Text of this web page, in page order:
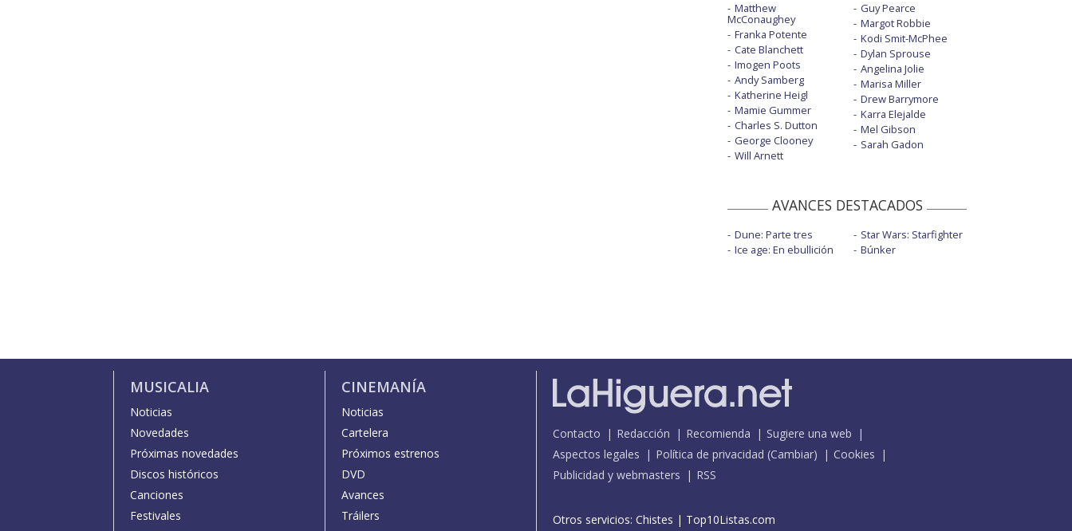
Matthew
McConaughey
Franka Potente
Cate Blanchett
Imogen Poots
Andy Samberg
Katherine Heigl
Mamie Gummer
Charles S. Dutton
George Clooney
Will Arnett
Guy Pearce
Margot Robbie
Kodi Smit-McPhee
Dylan Sprouse
Angelina Jolie
Marisa Miller
Drew Barrymore
Karra Elejalde
Mel Gibson
Sarah Gadon
AVANCES DESTACADOS
Dune: Parte tres
Ice age: En ebullición
Star Wars: Starfighter
Búnker
MUSICALIA
Noticias
Novedades
Próximas novedades
Discos históricos
Canciones
Festivales
CINEMANÍA
Noticias
Cartelera
Próximos estrenos
DVD
Avances
Tráilers
Contacto Redacción Recomienda
Sugiere una web
Aspectos legales
Política de privacidad (Cambiar)
Cookies
Publicidad y webmasters
RSS
Otros servicios: Chistes | Top10Listas.com